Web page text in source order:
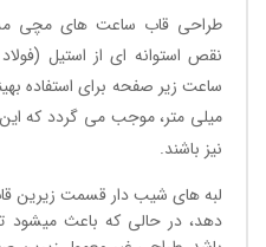
نقص استوانه ای از استیل
میلی متر، موجب می گردد که
نیز باشند.
لبه های شیب دار قسمت زیرین
دهد، در حالی که باعث میشود